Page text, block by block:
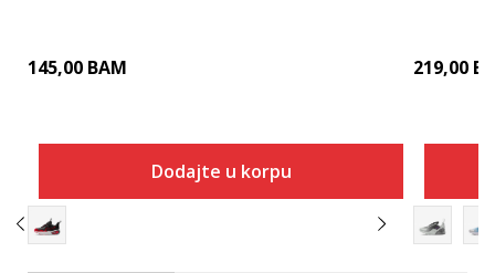
145,00 BAM
Dodajte u korpu
219,00